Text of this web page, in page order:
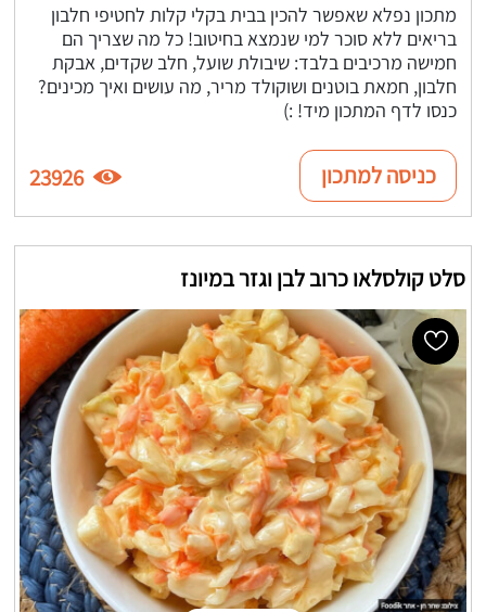
מתכון נפלא שאפשר להכין בבית בקלי קלות לחטיפי חלבון
בריאים ללא סוכר למי שנמצא בחיטוב! כל מה שצריך הם
חמישה מרכיבים בלבד: שיבולת שועל, חלב שקדים, אבקת
חלבון, חמאת בוטנים ושוקולד מריר, מה עושים ואיך מכינים?
כנסו לדף המתכון מיד! :)
כניסה למתכון 23926
סלט קולסלאו כרוב לבן וגזר במיונז